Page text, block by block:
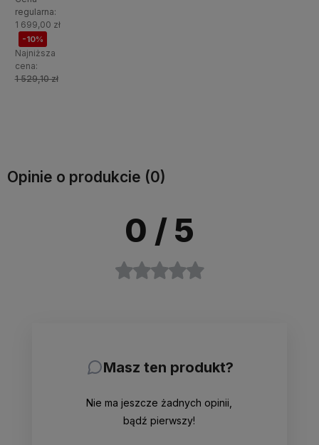
Windsor W-
7
[JARSTOL]
regularna:
1 699,00 zł
-10%
Najniższa
cena:
1 529,10 zł
Opinie o produkcie (0)
0 / 5
Masz ten produkt?
Nie ma jeszcze żadnych opinii,
bądź pierwszy!